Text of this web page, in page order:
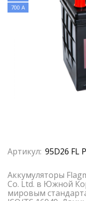
700 А
Артикул: 95D26 FL
Аккумуляторы
Co. Ltd. в Южной
мировым